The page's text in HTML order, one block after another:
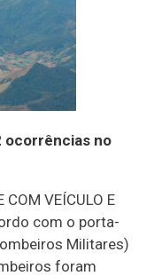
ocorrências no
VEÍCULO E
com o porta-
Militares)
foram